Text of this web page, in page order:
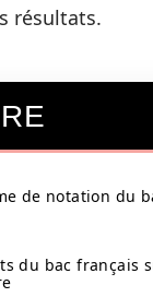
résultats.
de notation du
du bac français